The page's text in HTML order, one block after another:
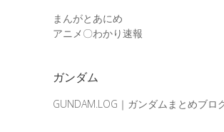
まんがとあにめ
アニメ〇わかり速報
ガンダム
GUNDAM.LOG｜ガンダムまとめブロ